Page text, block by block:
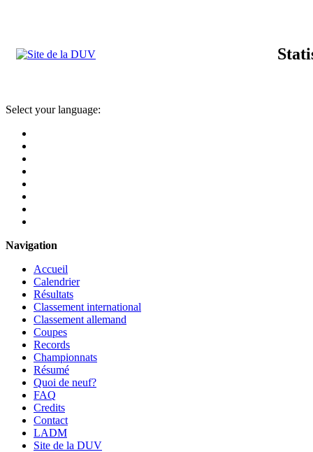
Select your language:
Navigation
Accueil
Calendrier
Résultats
Classement international
Classement allemand
Coupes
Records
Championnats
Résumé
Quoi de neuf?
FAQ
Credits
Contact
LADM
Site de la DUV